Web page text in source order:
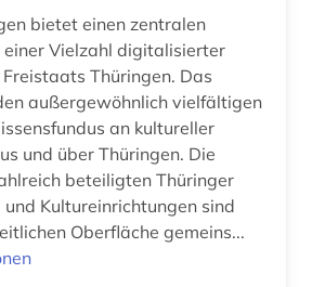
bietet einen zentralen
einer Vielzahl digitalisierter
Thüringen. Das
außergewöhnlich vielfältigen
an kultureller
und über Thüringen. Die
beteiligten Thüringer
Kultureinrichtungen sind
Oberfläche gemeins...